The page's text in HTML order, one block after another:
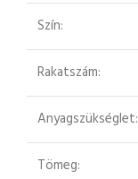
Szín:
Rakatszám:
Anyagszükséglet:
Tömeg: